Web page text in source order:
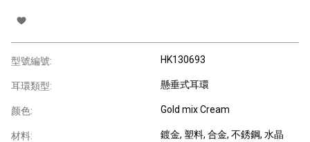
型號編號: HK130693
耳環類型: 懸垂式耳環
颜色: Gold mix Cream
材料: 鍍金, 塑料, 合金, 不銹鋼, 水晶